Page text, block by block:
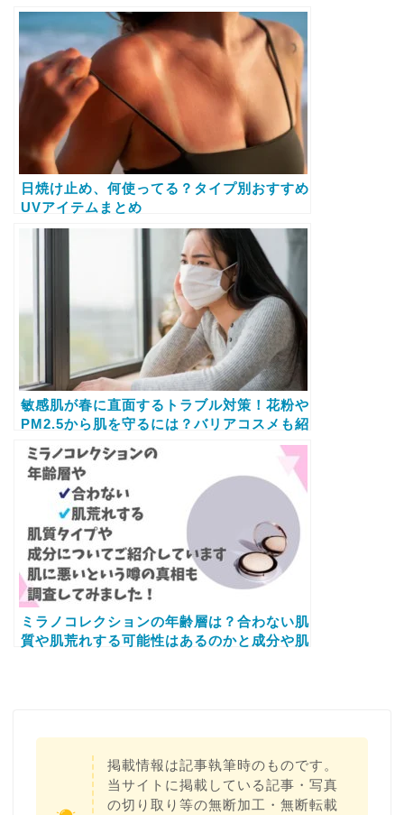
のバイタライジングを使ってみた口コミ評判
もご紹介します
日焼け止め、何使ってる？タイプ別おすすめ
UVアイテムまとめ
敏感肌が春に直面するトラブル対策！花粉や
PM2.5から肌を守るには？バリアコスメも紹
ミラノコレクションの年齢層は？合わない肌
質や肌荒れする可能性はあるのかと成分や肌
掲載情報は記事執筆時のものです。
当サイトに掲載している記事・写真
の切り取り等の無断加工・無断転載